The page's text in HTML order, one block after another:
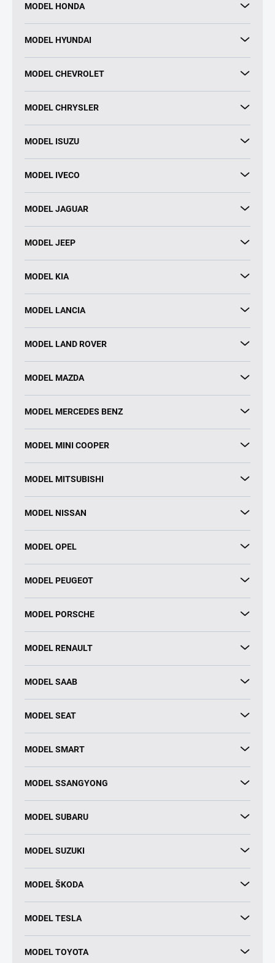
MODEL HONDA
MODEL HYUNDAI
MODEL CHEVROLET
MODEL CHRYSLER
MODEL ISUZU
MODEL IVECO
MODEL JAGUAR
MODEL JEEP
MODEL KIA
MODEL LANCIA
MODEL LAND ROVER
MODEL MAZDA
MODEL MERCEDES BENZ
MODEL MINI COOPER
MODEL MITSUBISHI
MODEL NISSAN
MODEL OPEL
MODEL PEUGEOT
MODEL PORSCHE
MODEL RENAULT
MODEL SAAB
MODEL SEAT
MODEL SMART
MODEL SSANGYONG
MODEL SUBARU
MODEL SUZUKI
MODEL ŠKODA
MODEL TESLA
MODEL TOYOTA